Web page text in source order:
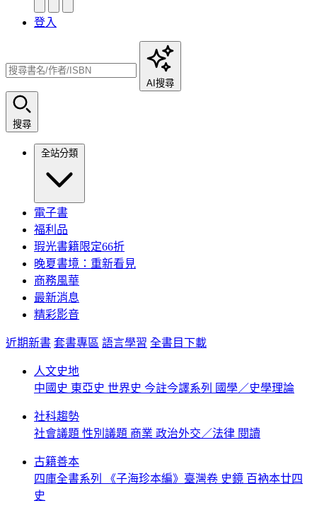
登入
AI搜尋
搜尋
全站分類
電子書
福利品
瑕光書籍限定66折
晚夏書境：重新看見
商務風華
最新消息
精彩影音
近期新書 套書專區 語言學習 全書目下載
人文史地
中國史 東亞史 世界史 今註今譯系列 國學／史學理論
社科趨勢
社會議題 性別議題 商業 政治外交／法律 閱讀
古籍善本
四庫全書系列
《子海珍本編》臺灣卷 史鏡 百衲本廿四
史